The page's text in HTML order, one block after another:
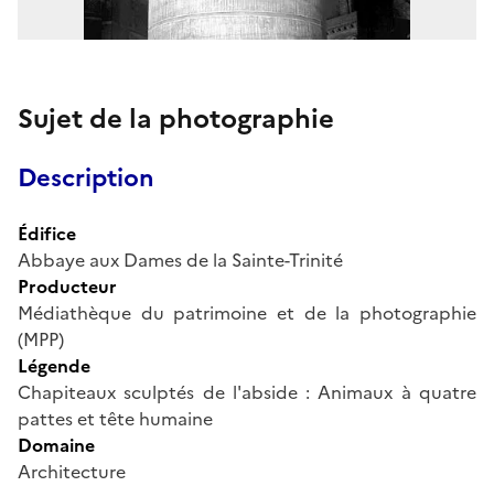
Sujet de la photographie
Description
Édifice
Abbaye aux Dames de la Sainte-Trinité
Producteur
Médiathèque du patrimoine et de la photographie
(MPP)
Légende
Chapiteaux sculptés de l'abside : Animaux à quatre
pattes et tête humaine
Domaine
Architecture